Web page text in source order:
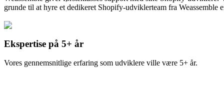
grunde til at hyre et dedikeret Shopify-udviklerteam fra Weassemble
Ekspertise på 5+ år
Vores gennemsnitlige erfaring som udviklere ville være 5+ år.